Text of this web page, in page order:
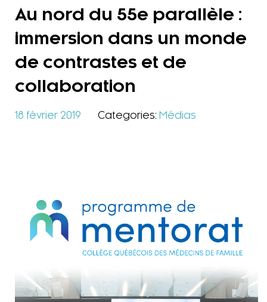
Au nord du 55e parallèle :
immersion dans un monde
de contrastes et de
collaboration
18 février 2019 Categories: Médias